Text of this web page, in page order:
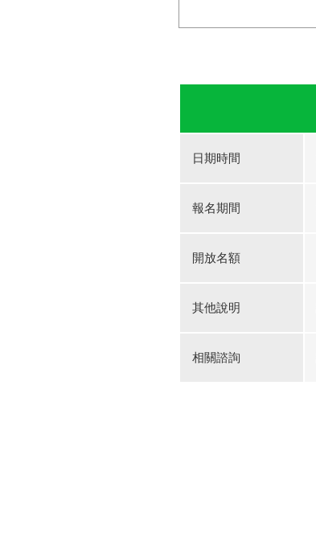
日期時間
報名期間
開放名額
其他說明
相關諮詢